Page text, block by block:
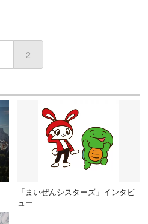
2
「まいぜんシスターズ」インタビ
ュー